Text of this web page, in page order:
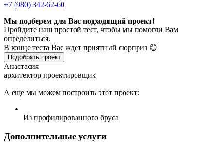
+7 (980) 342-62-60
Мы подберем для Вас подходящий проект!
Пройдите наш простой тест, чтобы мы помогли Вам
определиться.
В конце теста Вас ждет приятный сюрприз 😊
Подобрать проект
Анастасия
архитектор проектировщик
А еще мы можем построить этот проект:
Из профилированного бруса
Дополнительные услуги